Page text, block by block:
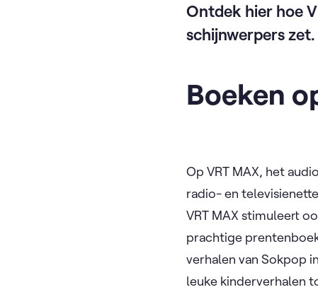
Ontdek hier hoe
schijnwerpers zet.
Boeken
Op VRT MAX, het
radio- en
VRT MAX stimuleert
prachtige
verhalen van Sokpop
leuke kinderverhalen